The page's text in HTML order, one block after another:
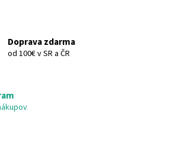
Doprava zdarma
od 100€ v SR a ČR